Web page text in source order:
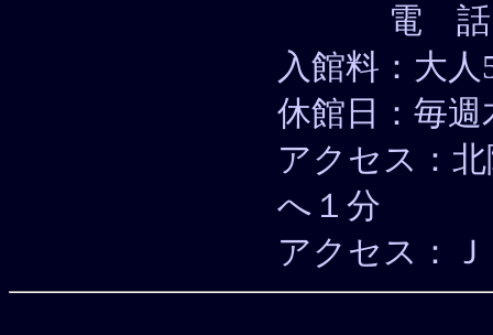
電 話：
入館料：大人
休館日：毎週
アクセス：
へ１分
アクセス：